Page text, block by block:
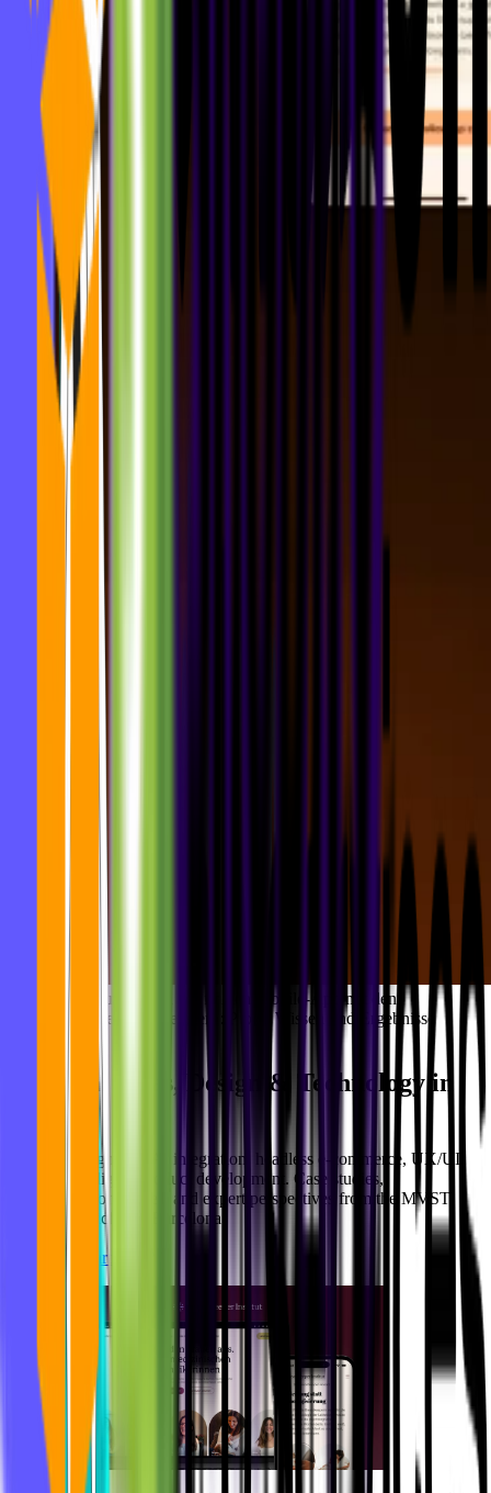
Aufnahmen der finalen Mobile-App mit den
verschiedenen Fenstern: Profil, Wissen und Ergebnisse
Newsroom
Ideas, Design & Technology in
Practical insights on AI integration, headless e-commerce, UX/UI
design, and digital product development. Case studies,
implementation guides, and expert perspectives from the MVST
team in Munich and Barcelona.
See all blog articles